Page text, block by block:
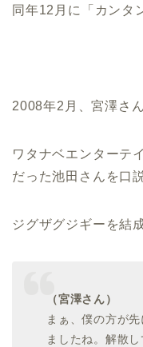
同年12月に「カンタ
2008年2月、宮澤さん
ワタナベエンターテ
だった池田さんを口
ジグザグジギーを結
（宮澤さん）
まぁ、僕の方が
ましたね。解散